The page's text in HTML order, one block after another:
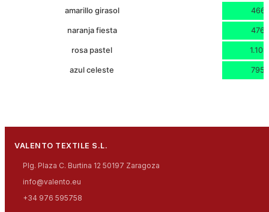
amarillo girasol 466
naranja fiesta 476
rosa pastel 1.101
azul celeste 795
VALENTO TEXTILE S.L.
Plg. Plaza C. Burtina 12 50197 Zaragoza
info@valento.eu
+34 976 595758